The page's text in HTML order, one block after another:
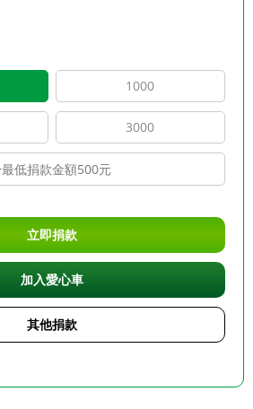
1000
3000
立即捐款
加入愛心車
其他捐款